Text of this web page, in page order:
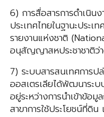
6) การสื่อสารการดำเนิน
ประเทศไทยในฐานะปร
รายงานแห่งชาติ
อนุสัญญาสหประชาชาติว่
7) ระบบสารสนเทศการ
ออสเตรเลียได้พัฒนาระ
อยู่ระหว่างการนำเข้าข้อ
สาขาการใช้ประโยชน์ที่